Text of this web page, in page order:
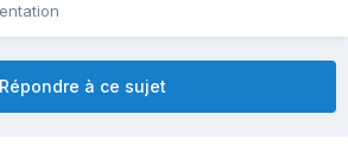
Répondre à ce sujet